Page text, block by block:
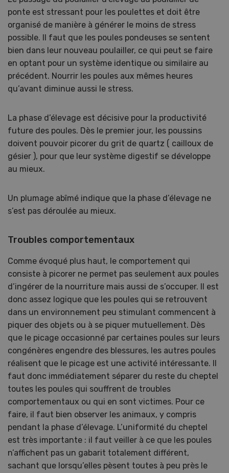
ponte est stressant pour les poulettes et doit être
organisé de manière à générer le moins de stress
possible. Il faut que les poules pondeuses se sentent
bien dans leur nouveau poulailler, ce qui peut se faire
en optant pour un système identique ou similaire au
précédent. Nourrir les poules aux mêmes heures
qu’avant diminue aussi le stress.
La phase d’élevage est décisive pour la productivité
future des poules. Dès le premier jour, les poussins
doivent pouvoir picorer du grit de quartz ( cailloux de
gésier ), pour que leur système digestif se développe
au mieux.
Un plumage abîmé indique que la phase d’élevage ne
s’est pas déroulée au mieux.
Troubles comportementaux
Comme évoqué plus haut, le comportement qui
consiste à picorer ne permet pas seulement aux poules
d’ingérer de la nourriture mais aussi de s’occuper. Il est
donc assez logique que les poules qui se retrouvent
dans un environnement peu stimulant commencent à
piquer des objets ou à se piquer mutuellement. Dès
que le picage occasionné par certaines poules sur leurs
congénères engendre des blessures, les autres poules
réalisent que le picage est une activité intéressante. Il
faut donc immédiatement séparer du reste du cheptel
toutes les poules qui souffrent de troubles
comportementaux ou qui en sont victimes. Pour ce
faire, il faut bien observer les animaux, y compris
pendant la phase d’élevage. L’uniformité du cheptel
est très importante : il faut veiller à ce que les poules
n’affichent pas un gabarit totalement différent,
sachant que lorsqu’elles pèsent toutes à peu près le